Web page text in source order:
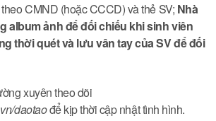
CMND (hoặc CCCD) và thẻ SV; Nhà
album ảnh để đối chiếu khi sinh viên
thời quét và lưu vân tay của SV để đối
xuyên theo dõi
daotaođể kịp thời cập nhật tình hình.